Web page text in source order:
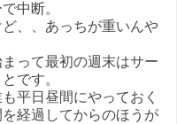
中断。
、、あっちが重いんや
って最初の週末はサー
です。
平日昼間にやっておく
経過してからのほうが